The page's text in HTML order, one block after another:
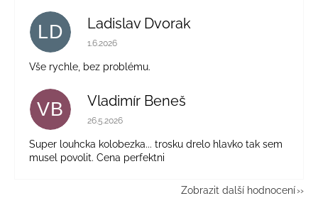
LD Ladislav Dvorak
Hodnocení obchodu je 5 z 5 hvězdiček.
1.6.2026
Vše rychle, bez problému.
VB Vladimír Beneš
Hodnocení obchodu je 5 z 5 hvězdiček.
26.5.2026
Super louhcka kolobezka... trosku drelo hlavko tak sem
musel povolit. Cena perfektni
Zobrazit další hodnocení